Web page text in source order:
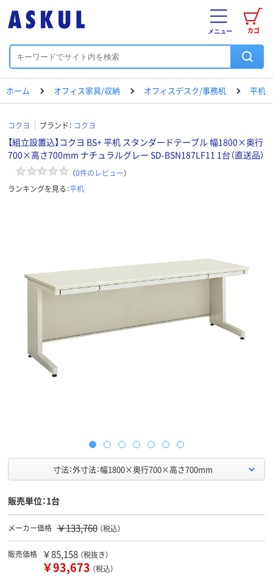
カゴ
メニュー
ホーム オフィス家具/収納 オフィスデスク/事務机 平机
コクヨ ブランド： コクヨ
【組立設置込】コクヨ BS+ 平机 スタンダードテーブル 幅1800×奥行
700×高さ700mm ナチュラルグレー SD-BSN187LF11 1台（直送品）
（0件のレビュー）
ランキングを見る：平机
寸法：外寸法：幅1800×奥行700×高さ700mm
販売単位：1台
メーカー価格 ￥133,760 （税込）
販売価格 ￥85,158 （税抜き）
￥93,673 （税込）